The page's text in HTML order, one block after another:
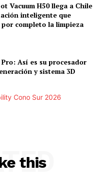
Vacuum H50 llega a Chile
inteligente que
completo la limpieza
Así es su procesador
y sistema 3D
this